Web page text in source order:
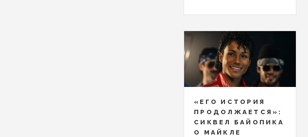
«ЕГО ИСТОРИЯ
ПРОДОЛЖАЕТСЯ»:
СИКВЕЛ БАЙОПИКА
О МАЙКЛЕ